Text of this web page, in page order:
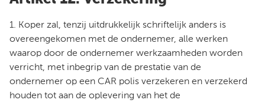
1. Koper zal, tenzij uitdrukkelijk schriftelijk anders is
overeengekomen met de ondernemer, alle werken
waarop door de ondernemer werkzaamheden worden
verricht, met inbegrip van de prestatie van de
ondernemer op een CAR polis verzekeren en verzekerd
houden tot aan de oplevering van het de